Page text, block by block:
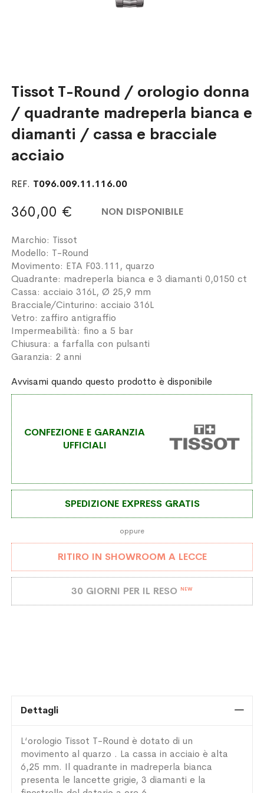
Tissot T-Round / orologio donna
/ quadrante madreperla bianca e
diamanti / cassa e bracciale
acciaio
REF. T096.009.11.116.00
360,00 € NON DISPONIBILE
Marchio: Tissot
Modello: T-Round
Movimento: ETA F03.111, quarzo
Quadrante: madreperla bianca e 3 diamanti 0,0150 ct
Cassa: acciaio 316L, Ø 25,9 mm
Bracciale/Cinturino: acciaio 316L
Vetro: zaffiro antigraffio
Impermeabilità: fino a 5 bar
Chiusura: a farfalla con pulsanti
Garanzia: 2 anni
Avvisami quando questo prodotto è disponibile
CONFEZIONE E GARANZIA
UFFICIALI
SPEDIZIONE EXPRESS GRATIS
oppure
RITIRO IN SHOWROOM A LECCE
30 GIORNI PER IL RESO NEW
Dettagli
L‘orologio Tissot T-Round è dotato di un
movimento al quarzo . La cassa in acciaio è alta
6,25 mm. Il quadrante in madreperla bianca
presenta le lancette grigie, 3 diamanti e la